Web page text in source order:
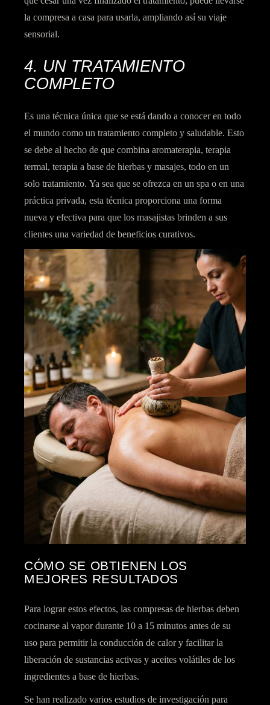
la compresa a casa para usarla, ampliando así su viaje
sensorial.
4. UN TRATAMIENTO
COMPLETO
Es una técnica única que se está dando a conocer en todo
el mundo como un tratamiento completo y saludable. Esto
se debe al hecho de que combina aromaterapia, terapia
termal, terapia a base de hierbas y masajes, todo en un
solo tratamiento. Ya sea que se ofrezca en un spa o en una
práctica privada, esta técnica proporciona una forma
nueva y efectiva para que los masajistas brinden a sus
clientes unavariedad de beneficios curativos.
CÓMO SE OBTIENEN LOS
MEJORES RESULTADOS
Para lograr estos efectos, las compresas de hierbas deben
cocinarse al vapor durante 10 a 15 minutos antes de su
uso para permitir la conducción de calor y facilitar la
liberación de sustancias activas y aceites volátiles de los
ingredientes a base de hierbas.
Se han realizado varios estudios de investigación para